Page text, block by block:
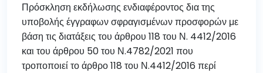
Πρόσκληση εκδήλωσης ενδιαφέροντος δια της
υποβολής έγγραφων σφραγισμένων προσφορών με
βάση τις διατάξεις του άρθρου 118 του Ν. 4412/2016
και του άρθρου 50 του Ν.4782/2021 που
τροποποιεί το άρθρο 118 του Ν.4412/2016 περί